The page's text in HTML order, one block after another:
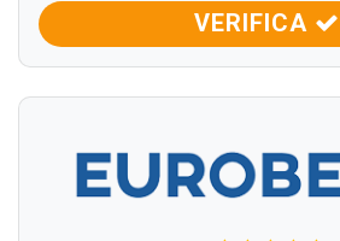
VERIFICA